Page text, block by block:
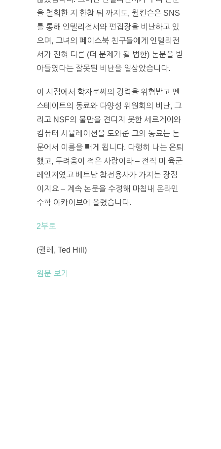
을 철회한 지 한참 뒤 까지도, 윌킨슨은 SNS
를 통해 인텔리전서와 편집장을 비난하고 있
으며, 그녀의 페이스북 친구들에게 인텔리전
서가 전혀 다른 (더 문제가 될 법한) 논문을 받
아들였다는 잘못된 비난을 일삼았습니다.
이 시점에서 학자로써의 경력을 위협받고 펜
스테이트의 동료와 다양성 위원회의 비난, 그
리고 NSF의 불만을 견디지 못한 세르게이와
컴퓨터 시뮬레이션을 도와준 그의 동료는 논
문에서 이름을 빼게 됩니다. 다행히 나는 은퇴
했고, 두려움이 적은 사람이라 – 전직 미 육군
레인저였고 베트남 참전용사가 가지는 장점
이지요 – 계속 논문을 수정해 마침내 온라인
수학 아카이브에 올렸습니다.
2부로
(퀼레, Ted Hill)
원문 보기